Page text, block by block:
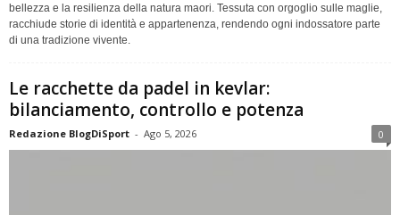
bellezza e la resilienza della natura maori. Tessuta con orgoglio sulle maglie,
racchiude storie di identità e appartenenza, rendendo ogni indossatore parte
di una tradizione vivente.
Le racchette da padel in kevlar:
bilanciamento, controllo e potenza
Redazione BlogDiSport - Ago 5, 2026 0